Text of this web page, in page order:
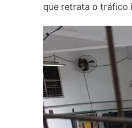
que retrata o tráfico